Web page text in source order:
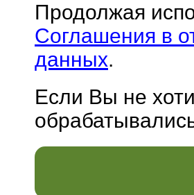
Продолжая
Соглашения в
данных.
Если Вы не